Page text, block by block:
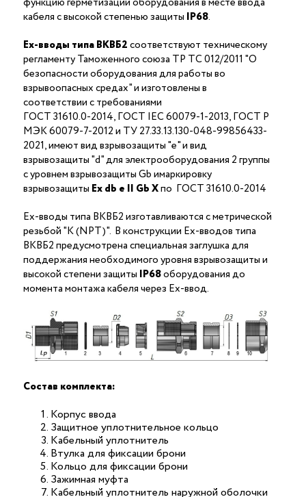
кабеля с высокой степенью защиты IP68.
Ex-вводы типа ВКВБ2соответствуют техническому
регламенту Таможенного союза ТР ТС 012/2011 "О
безопасности оборудования для работы во
взрывоопасных средах" и изготовлены в
соответствии с требованиями
ГОСТ 31610.0-2014, ГОСТ IEC 60079-1-2013, ГОСТ Р
МЭК 60079-7-2012 и ТУ 27.33.13.130-048-99856433-
2021, имеют вид взрывозащиты "е" и вид
взрывозащиты "d" для электрооборудования 2 группы
с уровнем взрывозащиты Gb имаркировку
взрывозащиты Ехdb е II Gb Xпо ГОСТ 31610.0-2014
Ex-вводы типа ВКВБ2 изготавливаются с метрической
резьбой "K (NPT)". В конструкции Ex-вводов типа
ВКВБ2 предусмотрена специальная заглушка для
поддержания необходимого уровня взрывозащиты и
высокой степени защиты IP68оборудования до
момента монтажа кабеля через Ex-ввод.
Состав комплекта:
Корпус ввода
Защитное уплотнительное кольцо
Кабельный уплотнитель
Втулка для фиксации брони
Кольцо для фиксации брони
Зажимная муфта
Кабельный уплотнитель наружной оболочки